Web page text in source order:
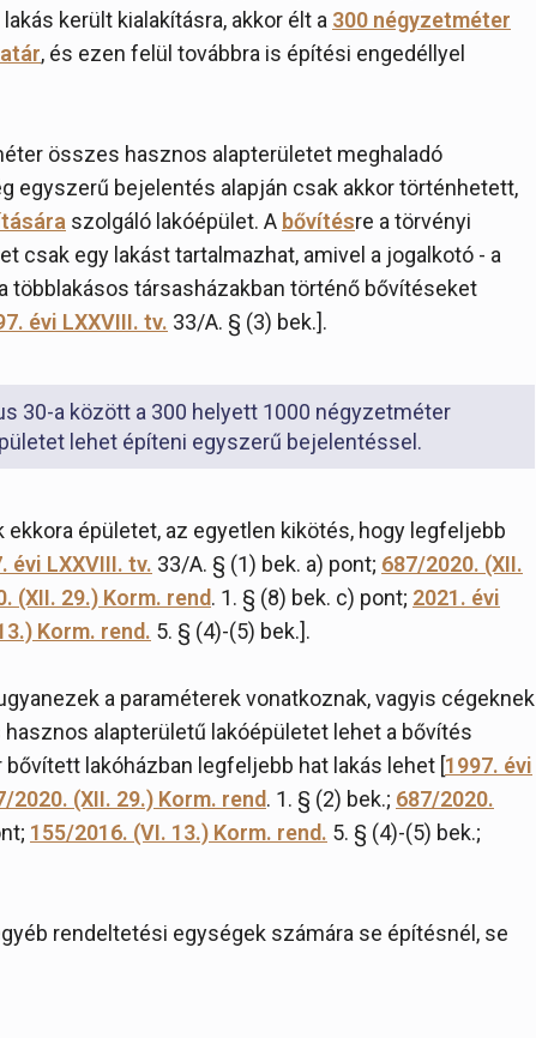
került kialakításra, akkor élt a 300 négyzetméter
, és ezen felül továbbra is építési engedéllyel
összes hasznos alapterületet meghaladó
egyszerű bejelentés alapján csak akkor történhetett,
szolgáló lakóépület. A bővítésre a törvényi
csak egy lakást tartalmazhat, amivel a jogalkotó - a
többlakásos társasházakban történő bővítéseket
évi LXXVIII. tv. 33/A. § (3) bek.].
30-a között a 300 helyett 1000 négyzetméter
lehet építeni egyszerű bejelentéssel.
épületet, az egyetlen kikötés, hogy legfeljebb
évi LXXVIII. tv. 33/A. § (1) bek. a) pont; 687/2020. (XII.
(XII. 29.) Korm. rend. 1. § (8) bek. c) pont; 2021. évi
Korm. rend. 5. § (4)-(5) bek.].
a paraméterek vonatkoznak, vagyis cégeknek
alapterületű lakóépületet lehet a bővítés
lakóházban legfeljebb hat lakás lehet [1997. évi
2020. (XII. 29.) Korm. rend. 1. § (2) bek.; 687/2020.
155/2016. (VI. 13.) Korm. rend. 5. § (4)-(5) bek.;
rendeltetési egységek számára se építésnél, se